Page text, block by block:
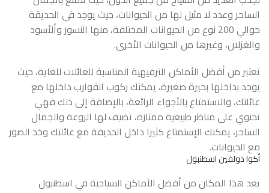
الساحر وعدد لا مثيل لها من الحيوانات، حيث يوجد في الحديقة
حوالي 200 نوع من الحيوانات المختلفة، منها النسور وألأسود
والغزلان، وغيرها من الحيوانات الأخرى.
تعتبر من أفضل الأماكن الترفيهية المناسبة للعائلات للغاية، حيث
يوجد بداخلها بحيرة صغيرة، يمكنك ركوب القوارب داخلها مع
عائلتك، والاستمتاع بالأجواء الرائعة، بالإضافة إلى ذلك فهي
تحتوي على مناظر طبيعية ممتازة، تضيف لها الروعة والجمال
الساحر، يمكنك الإستمتاع كثيرا داخل الحديقة مع عائلتك وخذ الصور
مع الحيوانات.
أكوا دولفين اسطنبول
يعد هذا المكان من أفضل الأماكن السياحية في اسطنبول